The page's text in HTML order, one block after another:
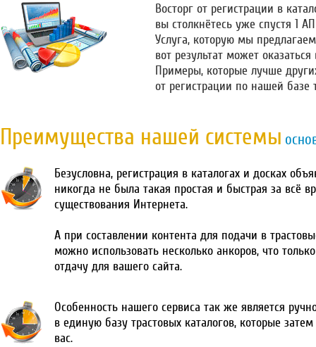
Восторг от регистрации в
вы столкнётесь уже спустя 1
Услуга, которую мы
вот результат может
Примеры, которые лучше
от регистрации по нашей базе
Преимущества нашей системы
Безусловна, регистрация в каталогах и досках
никогда не была такая простая и быстрая за всё
существования Интернета.
А при составлении контента для подачи в
можно использовать несколько анкоров, что
отдачу для вашего сайта.
Особенность нашего сервиса так же является
в единую базу трастовых каталогов, которые
вас.